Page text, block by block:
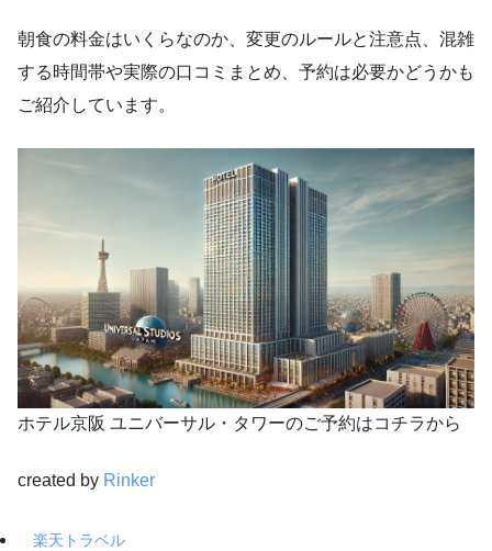
朝食の料金はいくらなのか、変更のルールと注意点、混雑
する時間帯や実際の口コミまとめ、予約は必要かどうかも
ご紹介しています。
ホテル京阪 ユニバーサル・タワーのご予約はコチラから
created by Rinker
楽天トラベル